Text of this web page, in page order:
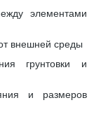
элементами
внешней среды
грунтовки и
и размеров